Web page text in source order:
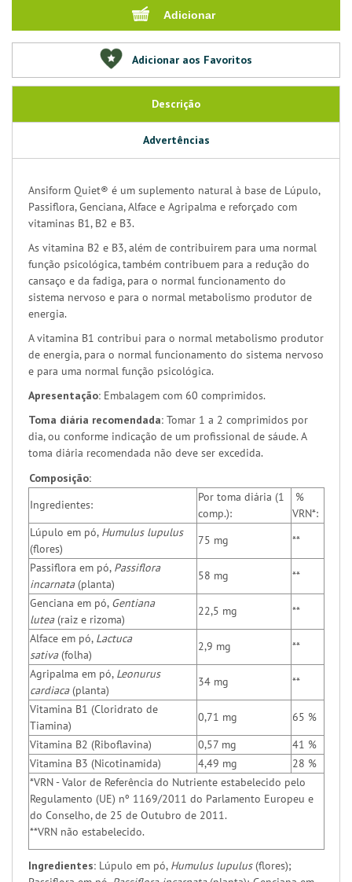
Adicionar aos Favoritos
Descrição
Advertências
Ansiform Quiet® é um suplemento natural à base de Lúpulo,
Passiflora, Genciana, Alface e Agripalma e reforçado com
vitaminas B1, B2 e B3.
As vitamina B2 e B3, além de contribuirem para uma normal
função psicológica, também contribuem para a redução do
cansaço e da fadiga, para o normal funcionamento do
sistema nervoso e para o normal metabolismo produtor de
energia.
A vitamina B1 contribui para o normal metabolismo produtor
de energia, para o normal funcionamento do sistema nervoso
e para uma normal função psicológica.
Apresentação: Embalagem com 60 comprimidos.
Toma diária recomendada: Tomar 1 a 2 comprimidos por
dia, ou conforme indicação de um profissional de sáude. A
toma diária recomendada não deve ser excedida.
Composição:
Ingredientes:
Por toma diária (1
comp.):
%
VRN*:
Lúpulo em pó, Humulus lupulus
(flores)
75 mg
**
Passiflora em pó, Passiflora
incarnata(planta)
58 mg
**
Genciana em pó, Gentiana
lutea(raiz e rizoma)
22,5 mg
**
Alface em pó, Lactuca
sativa(folha)
2,9 mg
**
Agripalma em pó, Leonurus
cardiaca(planta)
34 mg
**
Vitamina B1 (Cloridrato de
Tiamina)
0,71 mg
65 %
Vitamina B2 (Riboflavina)
0,57 mg
41 %
Vitamina B3 (Nicotinamida)
4,49 mg
28 %
*VRN - Valor de Referência do Nutriente estabelecido pelo
Regulamento (UE) nº 1169/2011 do Parlamento Europeu e
do Conselho, de 25 de Outubro de 2011.
**VRN não estabelecido.
Ingredientes: Lúpulo em pó, Humulus lupulus(flores);